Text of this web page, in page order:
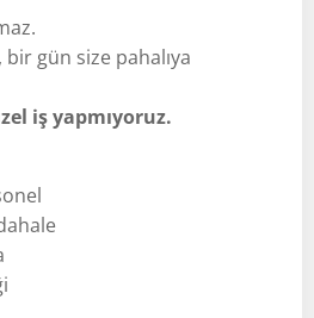
bir gün size pahalıya
iş yapmıyoruz.